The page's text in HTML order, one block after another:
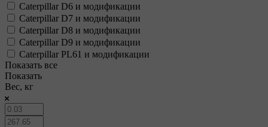
Caterpillar D6 и модификации
Caterpillar D7 и модификации
Caterpillar D8 и модификации
Caterpillar D9 и модификации
Caterpillar PL61 и модификации
Показать все
Показать
Вес, кг